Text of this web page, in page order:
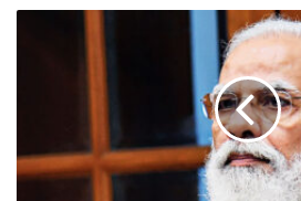
सरयू
नहर